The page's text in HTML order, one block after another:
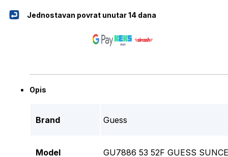
Jednostavan povrat unutar 14 dana
Opis
Brand Guess
Model GU7886 53 52F GUESS SUNCE